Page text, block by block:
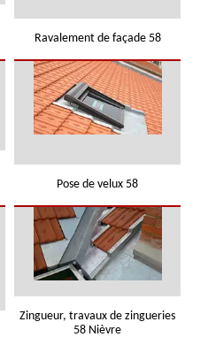
Ravalement de façade 58
Pose de velux 58
Zingueur, travaux de zingueries
58 Nièvre